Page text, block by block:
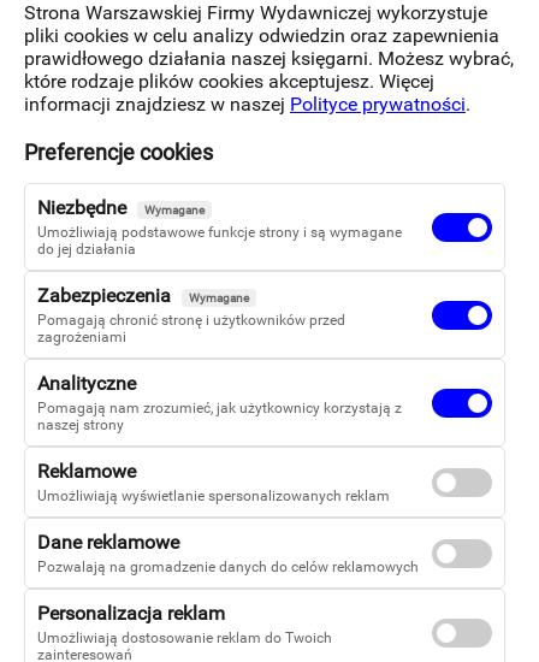
Nie pamiętasz hasła?
Zaloguj się
CHCĘ ZOSTAĆ UŻYTKOWNIKIEM WFW
Utwórz konto
Warszawska Firma Wydawnicza Sp z o.o.
Strona Warszawskiej Firmy Wydawniczej wykorzystuje
pliki cookies w celu analizy odwiedzin oraz zapewnienia
prawidłowego działania naszej księgarni. Możesz wybrać,
które rodzaje plików cookies akceptujesz. Więcej
informacji znajdziesz w naszej Polityce prywatności.
Preferencje cookies
Niezbędne Wymagane
Umożliwiają podstawowe funkcje strony i są wymagane
do jej działania
Zabezpieczenia Wymagane
Pomagają chronić stronę i użytkowników przed
zagrożeniami
Analityczne
Pomagają nam zrozumieć, jak użytkownicy korzystają z
naszej strony
Reklamowe
Umożliwiają wyświetlanie spersonalizowanych reklam
Dane reklamowe
Pozwalają na gromadzenie danych do celów reklamowych
Personalizacja reklam
Umożliwiają dostosowanie reklam do Twoich
zainteresowań